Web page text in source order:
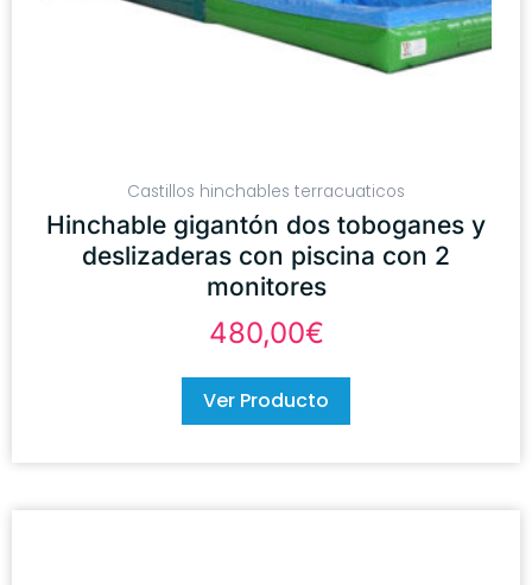
Castillos hinchables terracuaticos
Hinchable gigantón dos toboganes y
deslizaderas con piscina con 2
monitores
480,00€
Ver Producto